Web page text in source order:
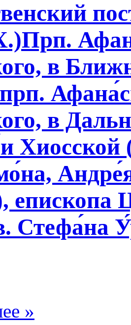
в
в
Хиосской
епископа
Стефа́на
»